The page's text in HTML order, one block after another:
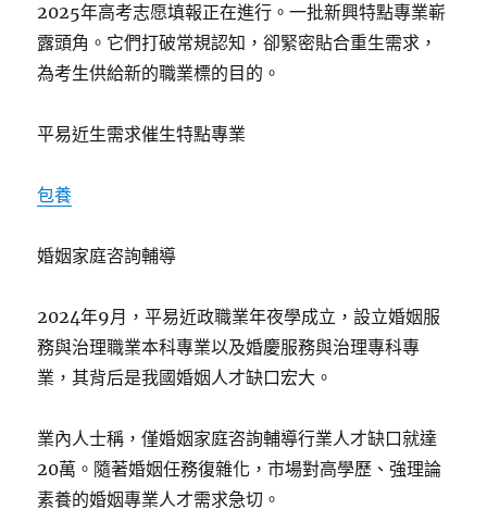
2025年高考志愿填報正在進行。一批新興特點專業嶄
露頭角。它們打破常規認知，卻緊密貼合重生需求，
為考生供給新的職業標的目的。
平易近生需求催生特點專業
包養
婚姻家庭咨詢輔導
2024年9月，平易近政職業年夜學成立，設立婚姻服
務與治理職業本科專業以及婚慶服務與治理專科專
業，其背后是我國婚姻人才缺口宏大。
業內人士稱，僅婚姻家庭咨詢輔導行業人才缺口就達
20萬。隨著婚姻任務復雜化，市場對高學歷、強理論
素養的婚姻專業人才需求急切。